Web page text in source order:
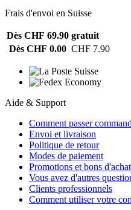
Frais d'envoi en Suisse
Dès CHF 69.90 gratuit
Dès CHF 0.00 CHF 7.90
Aide & Support
Comment passer
Envoi et livraison
Politique de retour
Modes de paiement
Promotions et bons d'achat
Vous avez d'autres
Clients professionnels
Comment utiliser votre